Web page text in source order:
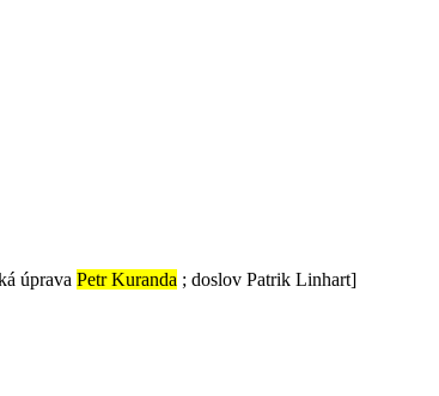
úprava Petr Kuranda ; doslov Patrik Linhart]